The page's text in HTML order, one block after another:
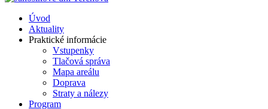
Úvod
Aktuality
Praktické informácie
Vstupenky
Tlačová správa
Mapa areálu
Doprava
Straty a nálezy
Program